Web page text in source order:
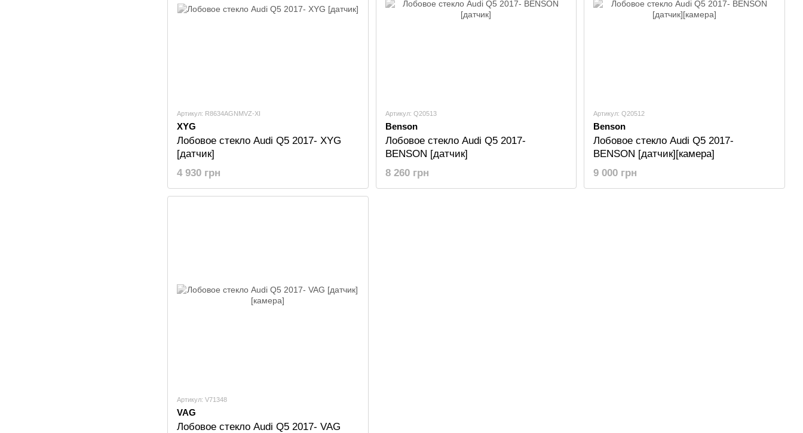
Артикул: R8634AGNMVZ-XI
XYG
Лобовое стекло Audi Q5 2017- XYG
[датчик]
4 930 грн
Артикул: Q20513
Benson
Лобовое стекло Audi Q5 2017-
BENSON [датчик]
8 260 грн
Артикул: Q20512
Benson
Лобовое стекло Audi Q5 2017-
BENSON [датчик][камера]
9 000 грн
Артикул: V71348
VAG
Лобовое стекло Audi Q5 2017- VAG